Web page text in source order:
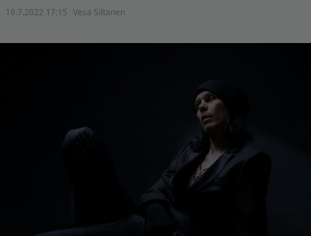
19.7.2022 17:15 Vesa Siltanen